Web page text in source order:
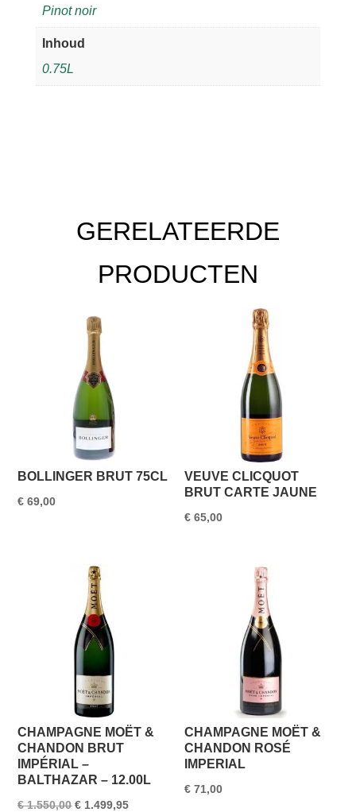
Pinot noir
Inhoud
0.75L
GERELATEERDE
PRODUCTEN
BOLLINGER BRUT 75CL
€ 69,00
VEUVE CLICQUOT
BRUT CARTE JAUNE
€ 65,00
CHAMPAGNE MOËT &
CHANDON BRUT
IMPÉRIAL –
BALTHAZAR – 12.00L
€1.550,00 Oorspronkelijke
€ 1.499,95Huidige
CHAMPAGNE MOËT &
CHANDON ROSÉ
IMPERIAL
€ 71,00